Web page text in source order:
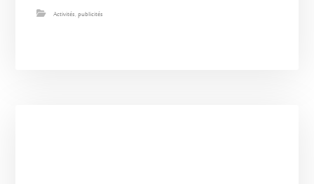
Activités,publicités